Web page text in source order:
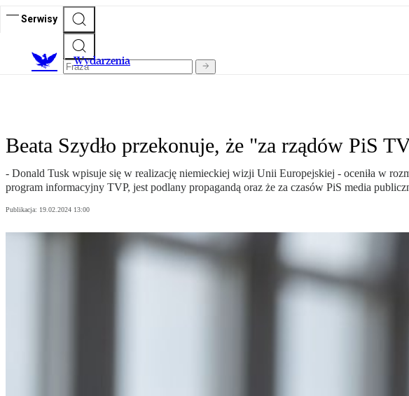
Serwisy
Wydarzenia
Beata Szydło przekonuje, że "za rządów PiS
- Donald Tusk wpisuje się w realizację niemieckiej wizji Unii Europejskiej - oceniła w
program informacyjny TVP, jest podlany propagandą oraz że za czasów PiS media
Publikacja: 19.02.2024 13:00